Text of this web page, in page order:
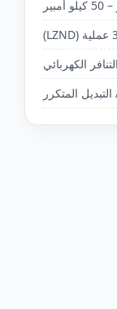
الكهربائي
التبديل المتكرر